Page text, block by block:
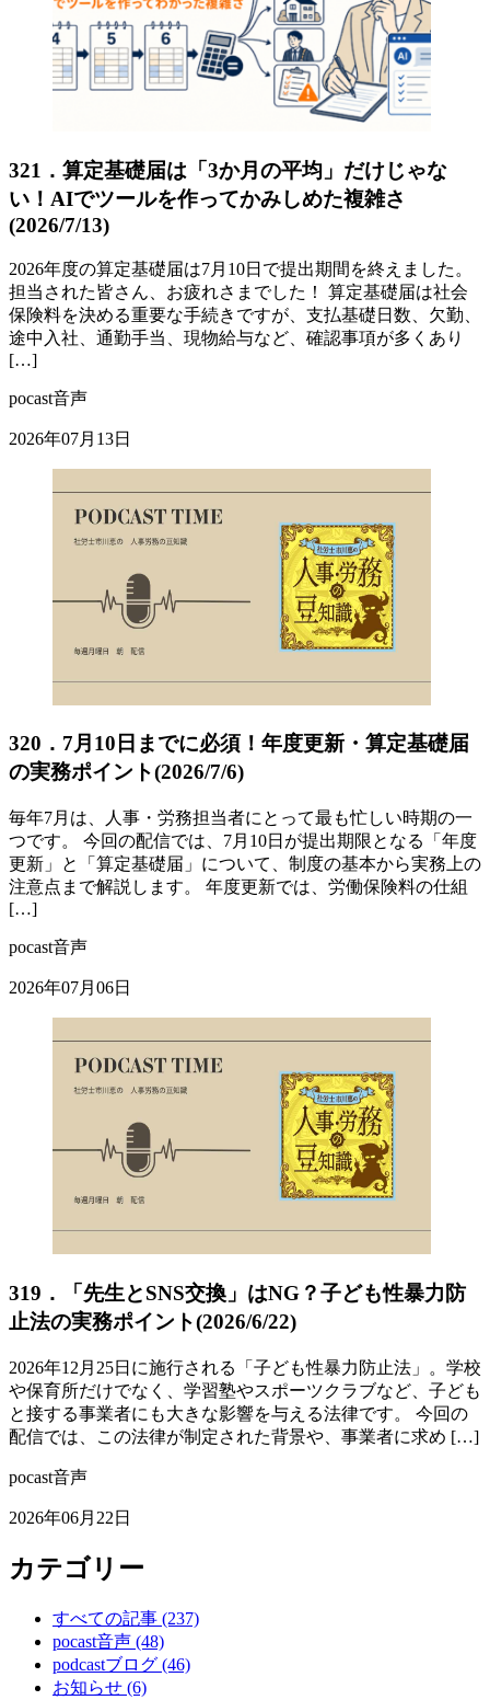
321．算定基礎届は「3か月の平均」だけじゃな
い！AIでツールを作ってかみしめた複雑さ
(2026/7/13)
2026年度の算定基礎届は7月10日で提出期間を終えました。
担当された皆さん、お疲れさまでした！ 算定基礎届は社会
保険料を決める重要な手続きですが、支払基礎日数、欠勤、
途中入社、通勤手当、現物給与など、確認事項が多くあり
[…]
pocast音声
2026年07月13日
320．7月10日までに必須！年度更新・算定基礎届
の実務ポイント(2026/7/6)
毎年7月は、人事・労務担当者にとって最も忙しい時期の一
つです。 今回の配信では、7月10日が提出期限となる「年度
更新」と「算定基礎届」について、制度の基本から実務上の
注意点まで解説します。 年度更新では、労働保険料の仕組
[…]
pocast音声
2026年07月06日
319．「先生とSNS交換」はNG？子ども性暴力防
止法の実務ポイント(2026/6/22)
2026年12月25日に施行される「子ども性暴力防止法」。学校
や保育所だけでなく、学習塾やスポーツクラブなど、子ども
と接する事業者にも大きな影響を与える法律です。 今回の
配信では、この法律が制定された背景や、事業者に求め […]
pocast音声
2026年06月22日
カテゴリー
すべての記事 (237)
pocast音声 (48)
podcastブログ (46)
お知らせ (6)